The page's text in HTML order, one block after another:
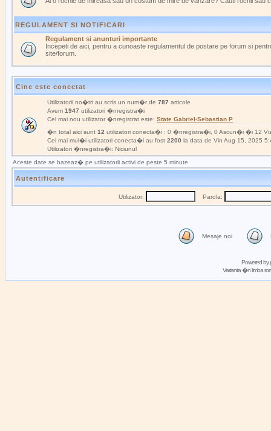
REGULAMENT SI NOTIFICARI
Regulament si anunturi importante
Incepeti de aici, pentru a cunoaste regulamentul de postare pe forum si
site/forum.
Cine este conectat
Utilizatorii no�tri au scris un num�r de 787 articole
Avem 1947 utilizatori �nregistra�i
Cel mai nou utilizator �nregistrat este: State Gabriel-Sebastian P
�n total aici sunt 12 utilizatori conecta�i : 0 �nregistra�i, 0 Ascun�i �i 12
Cei mai mul�i utilizatori conecta�i au fost 2200 la data de Vin Aug 15, 2025
Utilizatori �nregistra�i: Niciunul
Aceste date se bazeaz� pe utilizatorii activi de peste 5 minute
Autentificare
Utilizator: Parola:
Mesaje noi
Powered by
Varianta �n limba